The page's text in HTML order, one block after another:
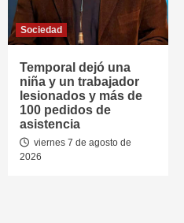
Sociedad
Temporal dejó una
niña y un trabajador
lesionados y más de
100 pedidos de
asistencia
viernes 7 de agosto de
2026